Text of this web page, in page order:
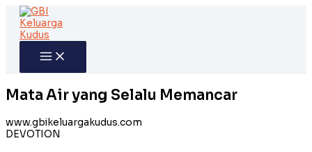
Skip
content
Mata Air yang Selalu Memancar
www.gbikeluargakudus.com
DEVOTION